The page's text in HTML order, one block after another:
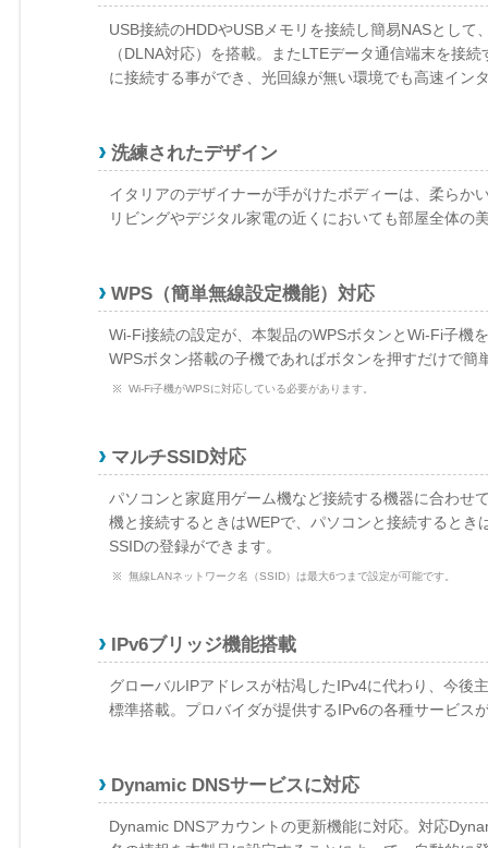
USB接続のHDDやUSBメモリを接続し簡易NASとし
（DLNA対応）を搭載。またLTEデータ通信端末を接
に接続する事ができ、光回線が無い環境でも高速イン
洗練されたデザイン
イタリアのデザイナーが手がけたボディーは、柔らか
リビングやデジタル家電の近くにおいても部屋全体の
WPS（簡単無線設定機能）対応
Wi-Fi接続の設定が、本製品のWPSボタンとWi-Fi子機
WPSボタン搭載の子機であればボタンを押すだけで
Wi-Fi子機がWPSに対応している必要があります。
マルチSSID対応
パソコンと家庭用ゲーム機など接続する機器に合わせ
機と接続するときはWEPで、パソコンと接続すると
SSIDの登録ができます。
無線LANネットワーク名（SSID）は最大6つまで設定が可能です。
IPv6ブリッジ機能搭載
グローバルIPアドレスが枯渇したIPv4に代わり、今後
標準搭載。プロバイダが提供するIPv6の各種サービス
Dynamic DNSサービスに対応
Dynamic DNSアカウントの更新機能に対応。対応